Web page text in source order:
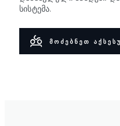
სისტემა.
ᲛᲝᲫᲔᲑᲜᲔᲗ